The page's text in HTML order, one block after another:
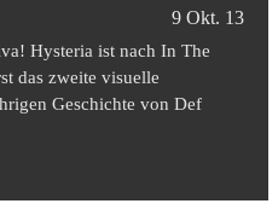
9 Okt. 13
Hysteria ist nach In The
das zweite visuelle
Geschichte von Def